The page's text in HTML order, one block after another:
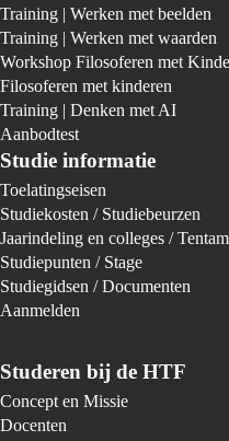
Training | Werken met beelden
Training | Werken met waarden
Workshop Filosoferen met
Filosoferen met kinderen
Training | Denken met AI
Aanbodtest
Studie informatie
Toelatingseisen
Studiekosten / Studiebeurzen
Jaarindeling en colleges /
Studiepunten / Stage
Studiegidsen / Documenten
Aanmelden
Studeren bij de HTF
Concept en Missie
Docenten